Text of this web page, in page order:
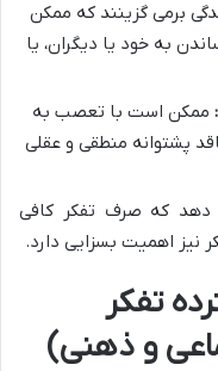
برمی گزینند که ممکن
به خود یا دیگران، یا
ممکن است با تعصب به
پشتوانه منطقی و عقلی
که صرف تفکر کافی
نیز اهمیت بسزایی دارد.
تفکر
و ذهنی)